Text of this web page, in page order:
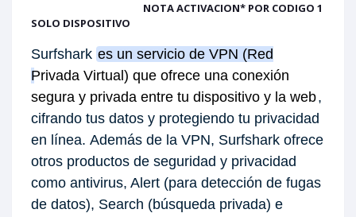
NOTA ACTIVACION* POR CODIGO 1
SOLO DISPOSITIVO
Surfshark es un servicio de VPN (Red
Privada Virtual) que ofrece una conexión
segura y privada entre tu dispositivo y la web,
cifrando tus datos y protegiendo tu privacidad
en línea. Además de la VPN, Surfshark ofrece
otros productos de seguridad y privacidad
como antivirus, Alert (para detección de fugas
de datos), Search (búsqueda privada) e